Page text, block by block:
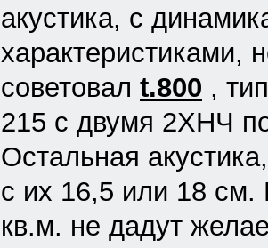
акустика, с
характеристиками,
советовал t.800 ,
215 с двумя 2ХНЧ
Остальная
с их 16,5 или 18
кв.м. не дадут